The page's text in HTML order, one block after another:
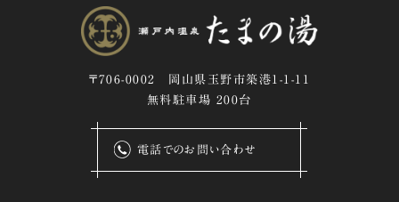
〒706-0002 岡山県玉野市築港1-1-11
無料駐車場 200台
電話でのお問い合わせ